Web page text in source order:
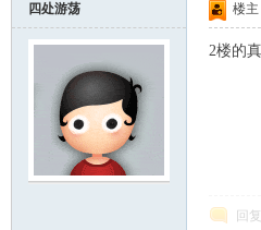
四处游荡 楼主
2楼的
回复